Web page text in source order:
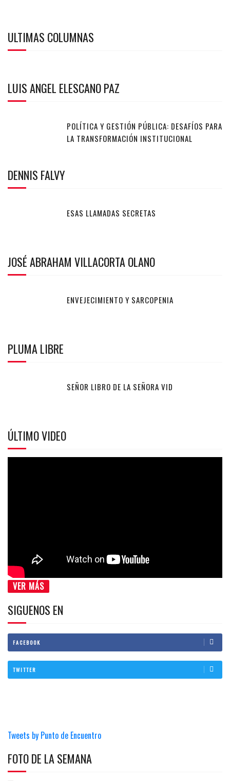
ULTIMAS COLUMNAS
LUIS ANGEL ELESCANO PAZ
POLÍTICA Y GESTIÓN PÚBLICA: DESAFÍOS PARA
LA TRANSFORMACIÓN INSTITUCIONAL
DENNIS FALVY
ESAS LLAMADAS SECRETAS
JOSÉ ABRAHAM VILLACORTA OLANO
ENVEJECIMIENTO Y SARCOPENIA
PLUMA LIBRE
SEÑOR LIBRO DE LA SEÑORA VID
ÚLTIMO VIDEO
VER MÁS
SIGUENOS EN
FACEBOOK
TWITTER
Tweets by Punto de Encuentro
FOTO DE LA SEMANA